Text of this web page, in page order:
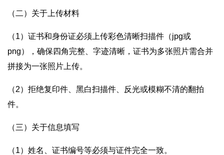
（二）关于上传材料
（1）证书和身份证必须上传彩色清晰扫描件（jpg或
png），确保四角完整、字迹清晰，证书为多张照片需合并
拼接为一张照片上传。
（2）拒绝复印件、黑白扫描件、反光或模糊不清的翻拍
件。
（三）关于信息填写
（1）姓名、证书编号等必须与证件完全一致。